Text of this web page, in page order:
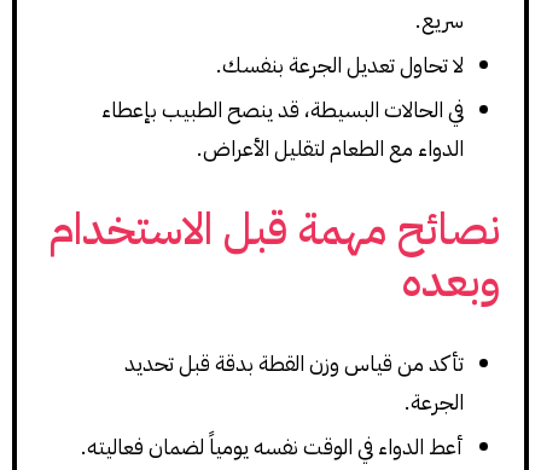
سريع.
لا تحاول تعديل الجرعة بنفسك.
في الحالات البسيطة، قد ينصح الطبيب بإعطاء
الدواء مع الطعام لتقليل الأعراض.
نصائح مهمة قبل الاستخدام
وبعده
تأكد من قياس وزن القطة بدقة قبل تحديد
الجرعة.
أعط الدواء في الوقت نفسه يومياً لضمان فعاليته.